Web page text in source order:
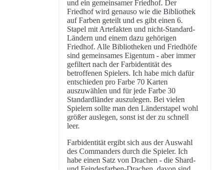
und ein gemeinsamer Friedhof. Der
Friedhof wird genauso wie die Bibliothek
auf Farben geteilt und es gibt einen 6.
Stapel mit Artefakten und nicht-Standard-
Ländern und einem dazu gehörigen
Friedhof. Alle Bibliotheken und Friedhöfe
sind gemeinsames Eigentum - aber immer
gefiltert nach der Farbidentität des
betroffenen Spielers. Ich habe mich dafür
entschieden pro Farbe 70 Karten
auszuwählen und für jede Farbe 30
Standardländer auszulegen. Bei vielen
Spielern sollte man den Länderstapel wohl
größer auslegen, sonst ist der zu schnell
leer.
Farbidentität ergibt sich aus der Auswahl
des Commanders durch die Spieler. Ich
habe einen Satz von Drachen - die Shard-